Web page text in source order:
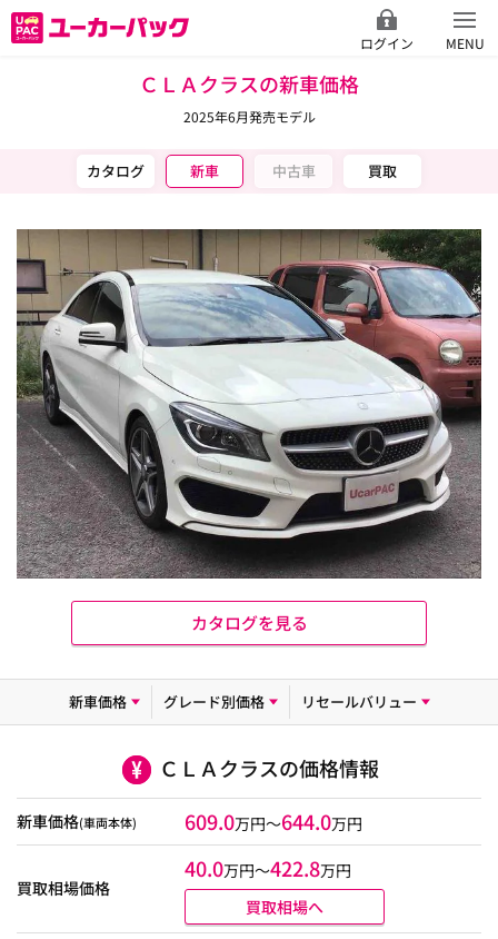
ログイン MENU
ＣＬＡクラスの新車価格
2025年6月発売モデル
カタログ 新車 中古車 買取
カタログを見る
新車価格 グレード別価格 リセールバリュー
ＣＬＡクラスの価格情報
新車価格(車両本体) 609.0万円～644.0万円
買取相場価格
40.0万円〜422.8万円
買取相場へ